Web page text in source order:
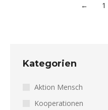
← 1
Kategorien
Aktion Mensch
Kooperationen